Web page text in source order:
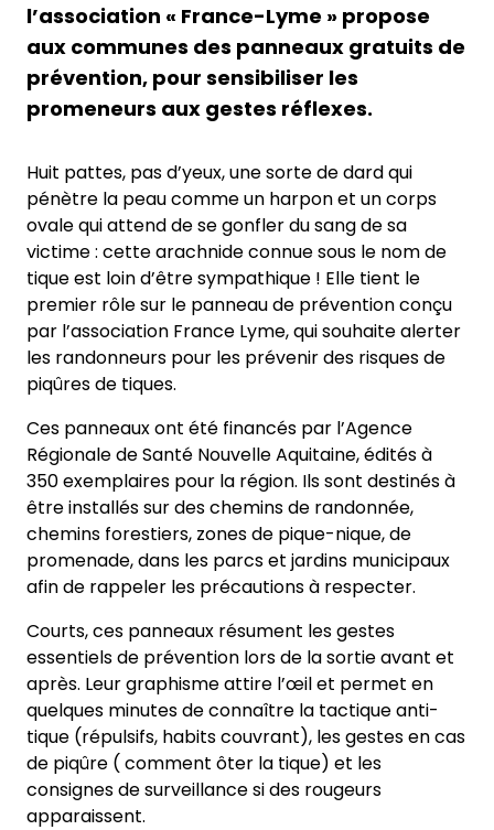
l’association « France-Lyme » propose
aux communes des panneaux gratuits de
prévention, pour sensibiliser les
promeneurs aux gestes réflexes.
Huit pattes, pas d’yeux, une sorte de dard qui
pénètre la peau comme un harpon et un corps
ovale qui attend de se gonfler du sang de sa
victime : cette arachnide connue sous le nom de
tique est loin d’être sympathique ! Elle tient le
premier rôle sur le panneau de prévention conçu
par l’association France Lyme, qui souhaite alerter
les randonneurs pour les prévenir des risques de
piqûres de tiques.
Ces panneaux ont été financés par l’Agence
Régionale de Santé Nouvelle Aquitaine, édités à
350 exemplaires pour la région. Ils sont destinés à
être installés sur des chemins de randonnée,
chemins forestiers, zones de pique-nique, de
promenade, dans les parcs et jardins municipaux
afin de rappeler les précautions à respecter.
Courts, ces panneaux résument les gestes
essentiels de prévention lors de la sortie avant et
après. Leur graphisme attire l’œil et permet en
quelques minutes de connaître la tactique anti-
tique (répulsifs, habits couvrant), les gestes en cas
de piqûre ( comment ôter la tique) et les
consignes de surveillance si des rougeurs
apparaissent.